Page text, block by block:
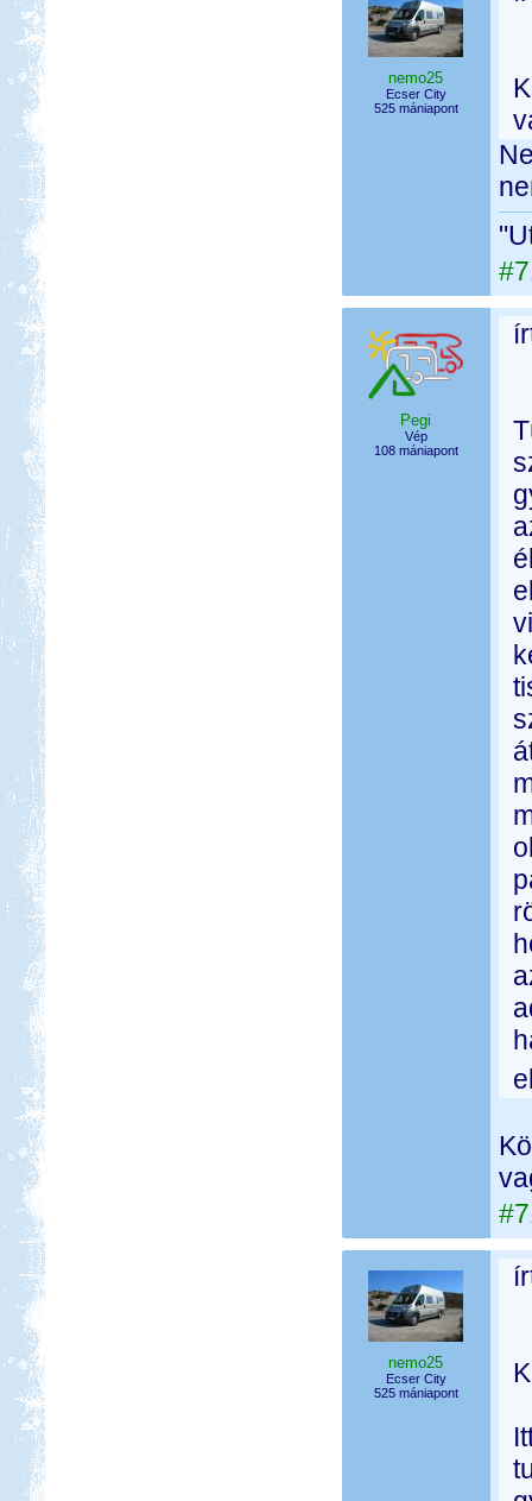
nemo25
Ecser City
525 mániapont
Pegi
Vép
108 mániapont
nemo25
Ecser City
525 mániapont